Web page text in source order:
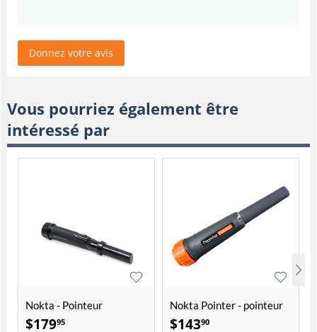
Donnez votre avis
Vous pourriez également être
intéressé par
Nokta - Pointeur
PulseDive
$17995
Nokta Pointer - pointeur
étanche
$14390